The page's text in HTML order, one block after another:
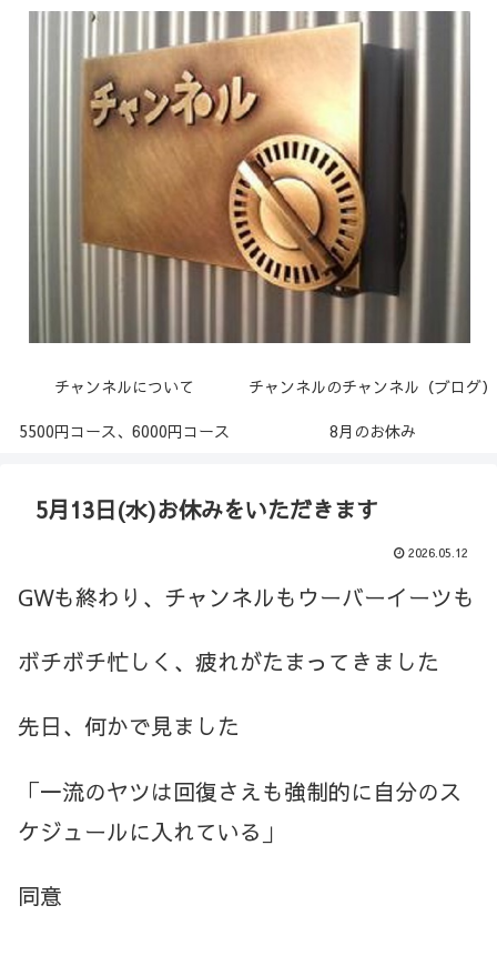
チャンネルについて
チャンネルのチャンネル（ブログ）
5500円コース、6000円コース
8月のお休み
5月13日(水)お休みをいただきます
2026.05.12
GWも終わり、チャンネルもウーバーイーツも
ボチボチ忙しく、疲れがたまってきました
先日、何かで見ました
「一流のヤツは回復さえも強制的に自分のス
ケジュールに入れている」
同意